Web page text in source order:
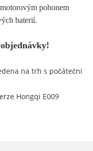
pohonem
baterií.
na trh s počáteční
Hongqi E009